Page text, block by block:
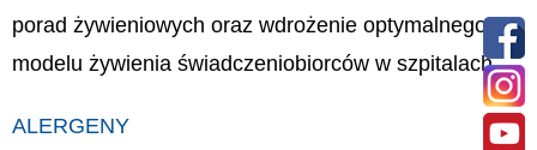
porad żywieniowych oraz wdrożenie optymalnego
modelu żywienia świadczeniobiorców w szpitalach.
ALERGENY